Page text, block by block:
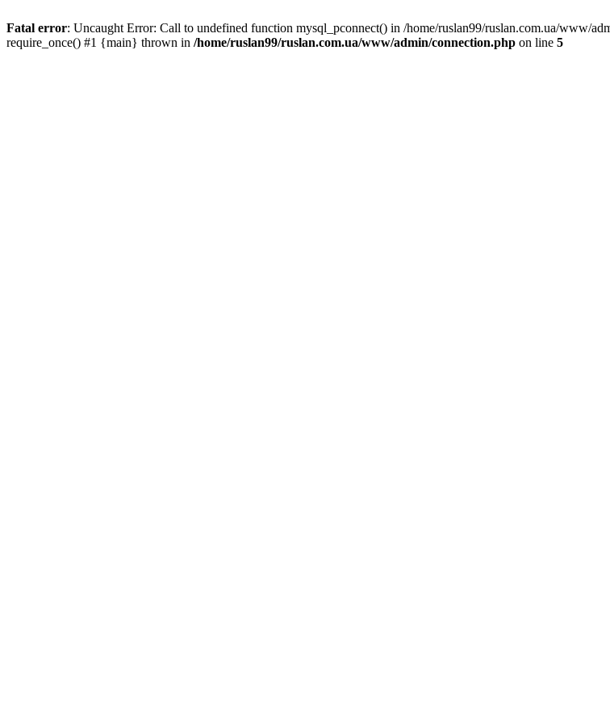
Fatal error: Uncaught Error: Call to undefined function mysql_pconnect() in /home/ruslan99/ruslan.com.ua/www/
require_once() #1 {main} thrown in /home/ruslan99/ruslan.com.ua/www/admin/connection.php on line 5